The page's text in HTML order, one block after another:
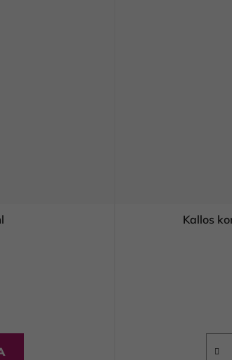
Kallos